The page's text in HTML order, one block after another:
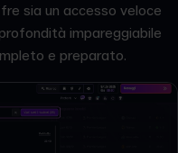
sia un accesso veloce
impareggiabile
e preparato.